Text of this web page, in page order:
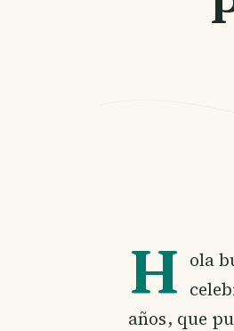
H ola
años, que